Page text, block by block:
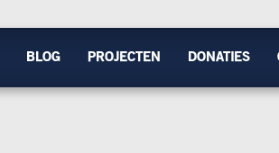
BLOG PROJECTEN DONATIES